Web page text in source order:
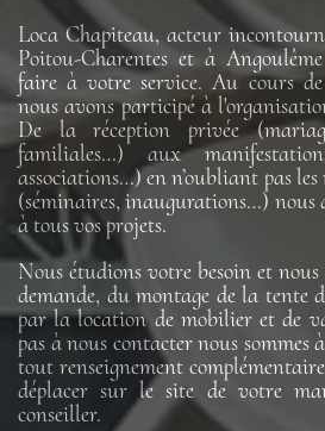
Loca Chapiteau, acteur
Poitou-Charentes et à
faire à votre service. Au cours de
nous avons participé à
De la réception privée
familiales…) aux
associations…) en n’oubliant pas les
(séminaires, inaugurations…) nous
à tous vos projets.
Nous étudions votre besoin et
demande, du montage de la tente
par la location de mobilier et de
pas à nous contacter nous sommes
tout renseignement
déplacer sur le site de votre
conseiller.